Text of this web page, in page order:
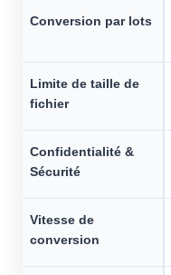
Conversion par lots
Limite de taille de
fichier
Confidentialité &
Sécurité
Vitesse de
conversion